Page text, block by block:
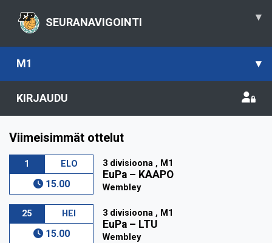
SEURANAVIGOINTI ▾
M1 ▾
KIRJAUDU
Viimeisimmät ottelut
1 ELO
15.00
3 divisioona , M1
EuPa – KAAPO
Wembley
25 HEI
15.00
3 divisioona , M1
EuPa – LTU
Wembley